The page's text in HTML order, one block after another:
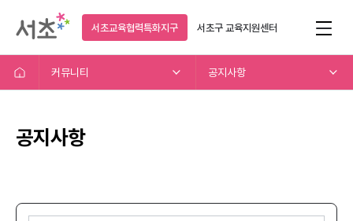
서초교육협력특화지구 서초구교육지원센터
커뮤니티 공지사항
공지사항